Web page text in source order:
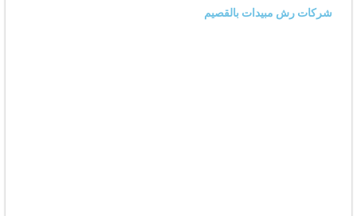
شركات رش مبيدات بالقصيم